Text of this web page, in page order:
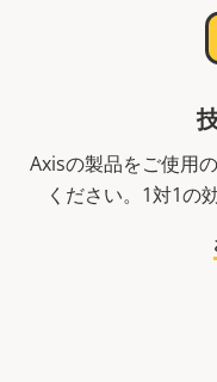
Axisの製品をご使用
ください。1対1の